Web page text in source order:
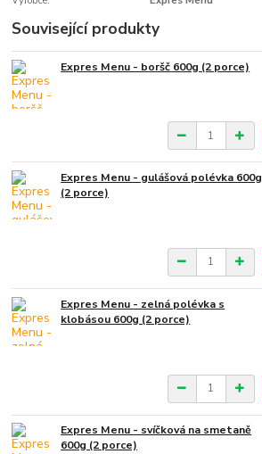
Související produkty
Expres Menu - boršč 600g (2 porce)
Expres Menu - gulášová polévka 600g
(2 porce)
Expres Menu - zelná polévka s
klobásou 600g (2 porce)
Expres Menu - svíčková na smetaně
600g (2 porce)